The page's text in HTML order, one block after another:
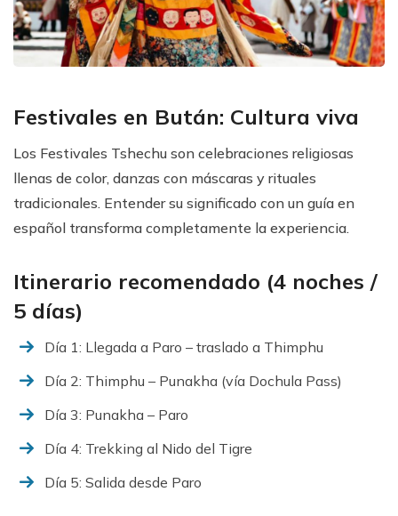
Festivales en Bután: Cultura viva
Los Festivales Tshechu son celebraciones religiosas
llenas de color, danzas con máscaras y rituales
tradicionales. Entender su significado con un guía en
español transforma completamente la experiencia.
Itinerario recomendado (4 noches /
5 días)
Día 1: Llegada a Paro – traslado a Thimphu
Día 2: Thimphu – Punakha (vía Dochula Pass)
Día 3: Punakha – Paro
Día 4: Trekking al Nido del Tigre
Día 5: Salida desde Paro